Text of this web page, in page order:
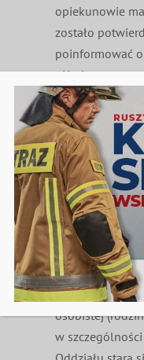
opiekunowie
zostało
poinformować
piśmie.
W przypadku
małoletniego
zostaje
kontaktu z
sprawy.
Zarząd
małoletnim i
mogącymi mieć
osobistej
w